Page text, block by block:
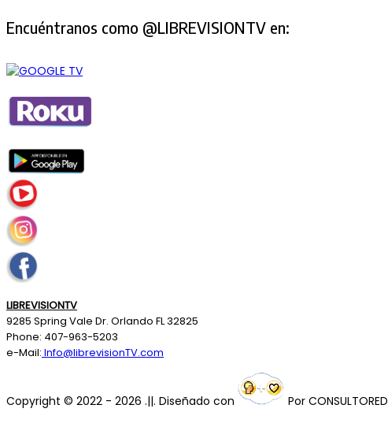
Encuéntranos como @LIBREVISIONTV en:
LIBREVISIONTV
9285 Spring Vale Dr. Orlando FL 32825
Phone: 407-963-5203
e-Mail: Info@librevisionTV.com
Copyright © 2022 - 2026 .||. Diseñado con Por CONSULTORED